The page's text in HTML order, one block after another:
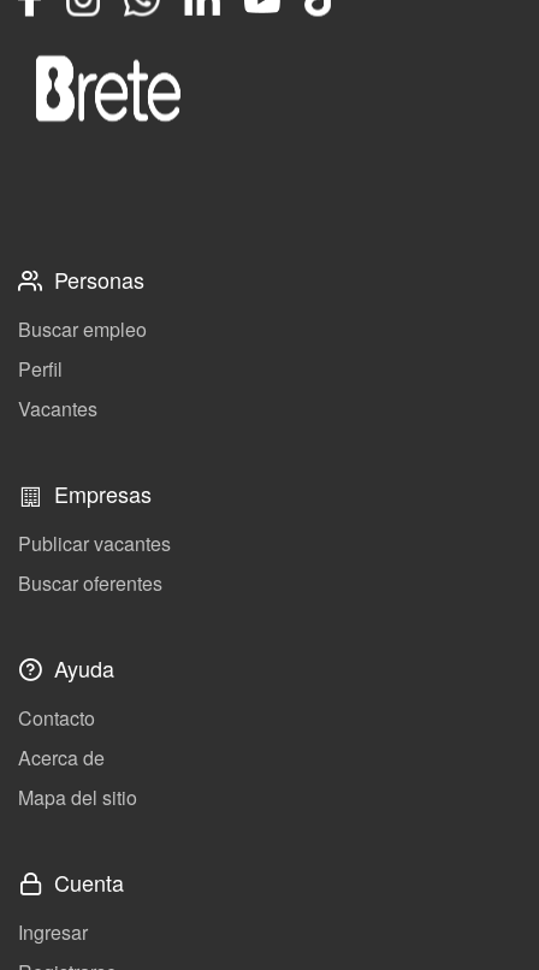
Personas
Buscar empleo
Perfil
Vacantes
Empresas
Publicar vacantes
Buscar oferentes
Ayuda
Contacto
Acerca de
Mapa del sitio
Cuenta
Ingresar